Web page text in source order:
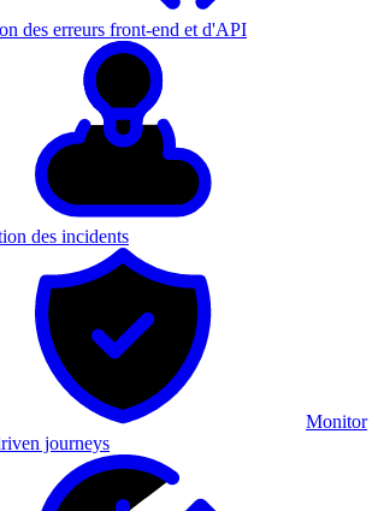
des erreurs front-end et d'API
des incidents
Monitor
journeys